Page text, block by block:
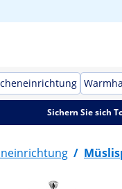
Sichern Sie sich
/